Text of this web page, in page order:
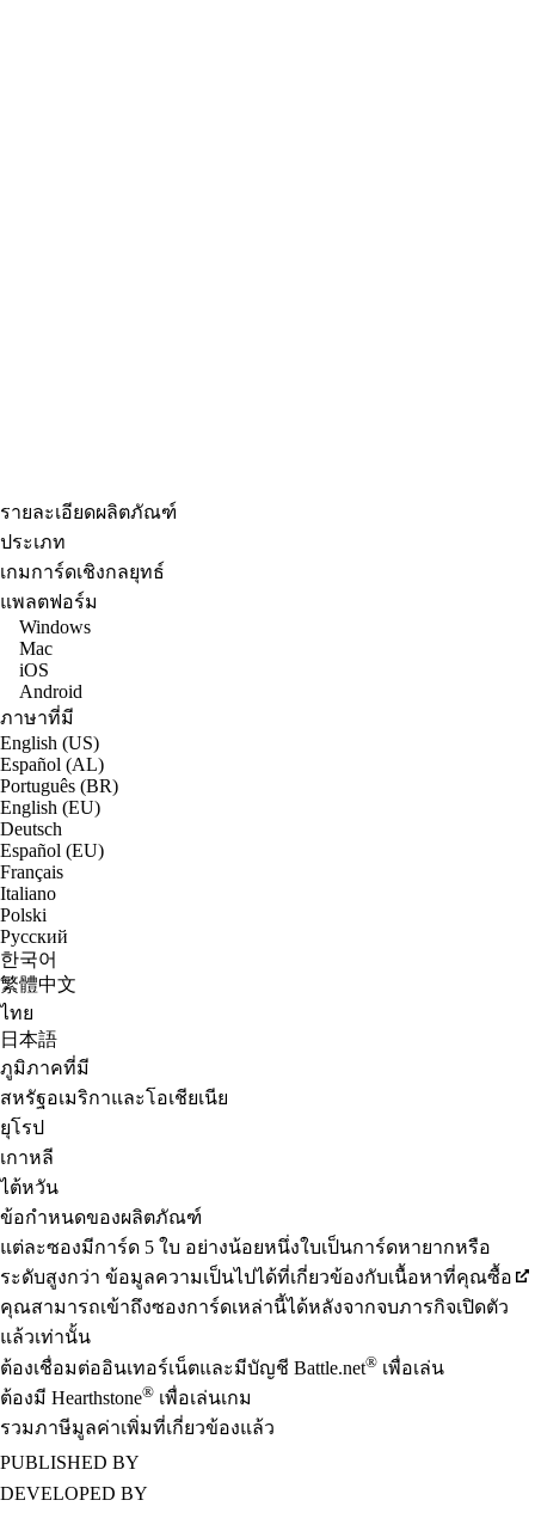
รายละเอียดผลิตภัณฑ์
ประเภท
เกมการ์ดเชิงกลยุทธ์
แพลตฟอร์ม
Windows
Mac
iOS
Android
ภาษาที่มี
English (US)
Español (AL)
Português (BR)
English (EU)
Deutsch
Español (EU)
Français
Italiano
Polski
Русский
한국어
繁體中文
ไทย
日本語
ภูมิภาคที่มี
สหรัฐอเมริกาและโอเชียเนีย
ยุโรป
เกาหลี
ไต้หวัน
ข้อกำหนดของผลิตภัณฑ์
แต่ละซองมีการ์ด 5 ใบ อย่างน้อยหนึ่งใบเป็นการ์ดหายากหรือ
ระดับสูงกว่า ข้อมูลความเป็นไปได้ที่เกี่ยวข้องกับเนื้อหาที่คุณซื้อ
คุณสามารถเข้าถึงซองการ์ดเหล่านี้ได้หลังจากจบภารกิจเปิดตัว
แล้วเท่านั้น
ต้องเชื่อมต่ออินเทอร์เน็ตและมีบัญชี Battle.net® เพื่อเล่น
ต้องมี Hearthstone® เพื่อเล่นเกม
รวมภาษีมูลค่าเพิ่มที่เกี่ยวข้องแล้ว
PUBLISHED BY
DEVELOPED BY